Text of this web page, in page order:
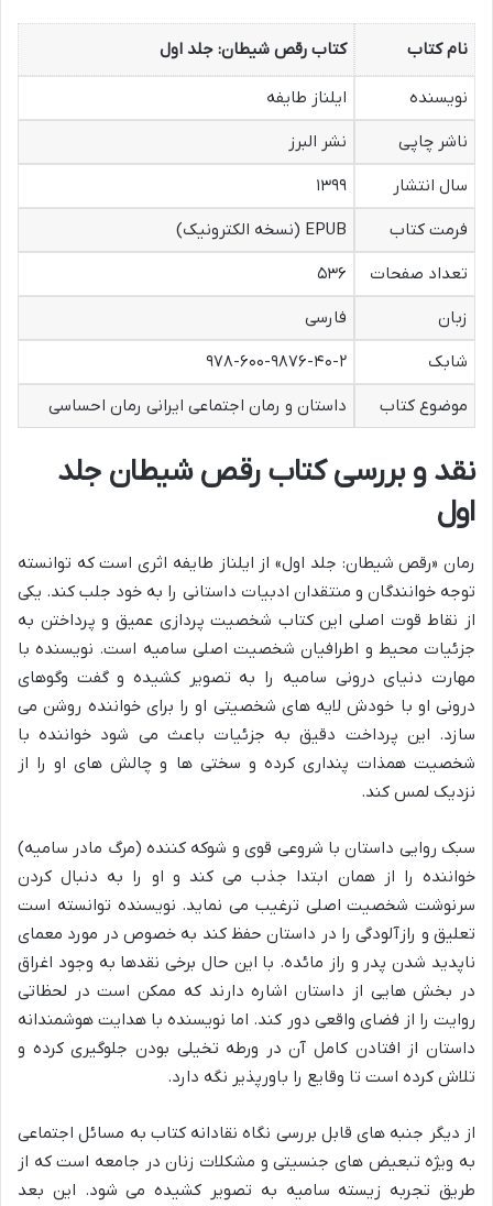
نام کتاب کتاب رقص شیطان: جلد اول
نویسنده
ایلناز طایفه
ناشر چاپی
نشر البرز
سال انتشار
۱۳۹۹
فرمت کتاب
EPUB (نسخه الکترونیک)
تعداد صفحات
۵۳۶
زبان
فارسی
شابک
۹۷۸-۶۰۰-۹۸۷۶-۴۰-۲
موضوع کتاب
داستان و رمان اجتماعی ایرانی رمان احساسی
نقد و بررسی کتاب رقص شیطان جلد
اول
رمان «رقص شیطان: جلد اول» از ایلناز طایفه اثری است که توانسته
توجه خوانندگان و منتقدان ادبیات داستانی را به خود جلب کند. یکی
از نقاط قوت اصلی این کتاب شخصیت پردازی عمیق و پرداختن به
جزئیات محیط و اطرافیان شخصیت اصلی سامیه است. نویسنده با
مهارت دنیای درونی سامیه را به تصویر کشیده و گفت وگوهای
درونی او با خودش لایه های شخصیتی او را برای خواننده روشن می
سازد. این پرداخت دقیق به جزئیات باعث می شود خواننده با
شخصیت همذات پنداری کرده و سختی ها و چالش های او را از
نزدیک لمس کند.
سبک روایی داستان با شروعی قوی و شوکه کننده (مرگ مادر سامیه)
خواننده را از همان ابتدا جذب می کند و او را به دنبال کردن
سرنوشت شخصیت اصلی ترغیب می نماید. نویسنده توانسته است
تعلیق و رازآلودگی را در داستان حفظ کند به خصوص در مورد معمای
ناپدید شدن پدر و راز مائده. با این حال برخی نقدها به وجود اغراق
در بخش هایی از داستان اشاره دارند که ممکن است در لحظاتی
روایت را از فضای واقعی دور کند. اما نویسنده با هدایت هوشمندانه
داستان از افتادن کامل آن در ورطه تخیلی بودن جلوگیری کرده و
تلاش کرده است تا وقایع را باورپذیر نگه دارد.
از دیگر جنبه های قابل بررسی نگاه نقادانه کتاب به مسائل اجتماعی
به ویژه تبعیض های جنسیتی و مشکلات زنان در جامعه است که از
طریق تجربه زیسته سامیه به تصویر کشیده می شود. این بعد